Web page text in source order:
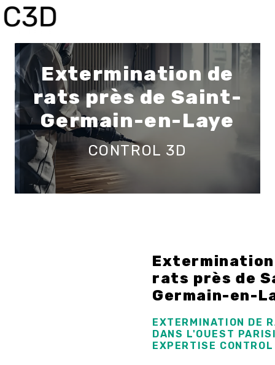
Extermination de
rats près de Saint-
Germain-en-Laye
CONTROL 3D
rats près de
Germain-en-
EXTERMINATION DE
DANS L'OUEST
EXPERTISE
Panneau de gestion des cookies